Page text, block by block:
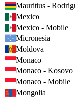
Mauritius -
Mexico
Mexico - Mobile
Micronesia
Moldova
Monaco
Monaco - Kosovo
Monaco - Mobile
Mongolia